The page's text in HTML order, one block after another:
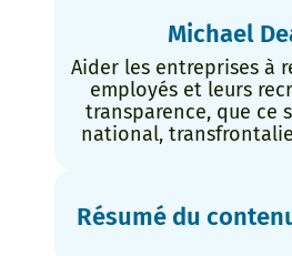
Michael
Aider les entreprises à
employés et leurs
transparence, que ce
national,
Résumé du